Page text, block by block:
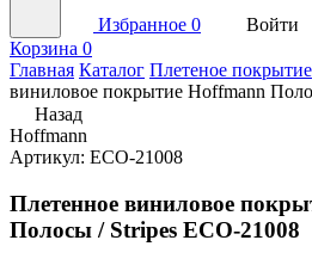
Избранное 0 Войти
Корзина 0
Главная Каталог Плетеное покрытие
виниловое покрытие Hoffmann
Назад
Hoffmann
Артикул: ECO-21008
Плетенное виниловое
Полосы / Stripes ECO-21008